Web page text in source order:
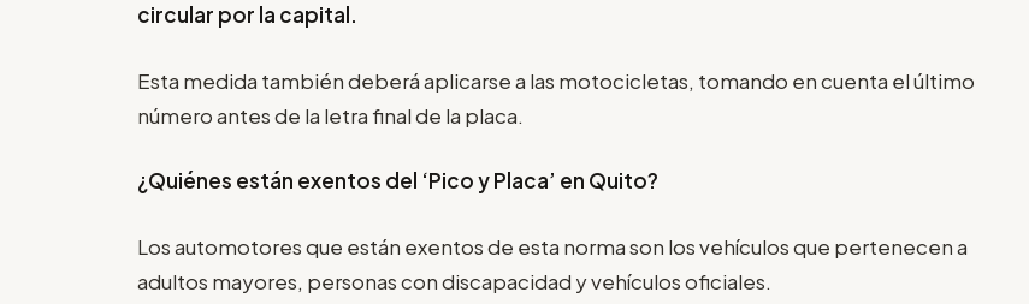
circular por la capital.
Esta medida también deberá aplicarse a las motocicletas, tomando en cuenta el último
número antes de la letra final de la placa.
¿Quiénes están exentos del ‘Pico y Placa’ en Quito?
Los automotores que están exentos de esta norma son los vehículos que pertenecen a
adultos mayores, personas con discapacidad y vehículos oficiales.